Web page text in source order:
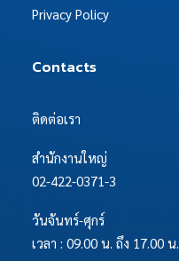
Privacy Policy
Contacts
ติดต่อเรา
สำนักงานใหญ่
02-422-0371-3
วันจันทร์-ศุกร์
เวลา : 09.00 น. ถึง 17.00 น.